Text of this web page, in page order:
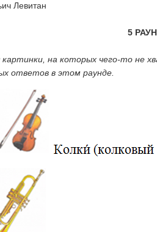
Левитан
5
на которых чего-то не
ответов в этом раунде.